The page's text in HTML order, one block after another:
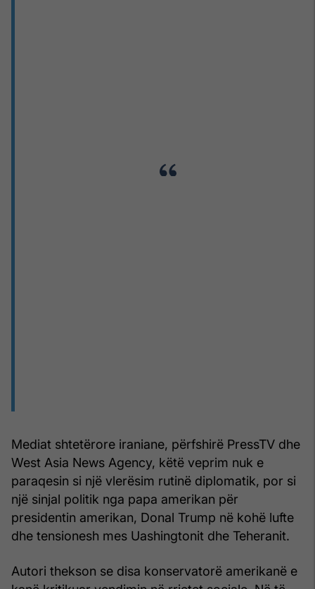
Mediat shtetërore iraniane, përfshirë PressTV dhe
West Asia News Agency, këtë veprim nuk e
paraqesin si një vlerësim rutinë diplomatik, por si
një sinjal politik nga papa amerikan për
presidentin amerikan, Donal Trump në kohë lufte
dhe tensionesh mes Uashingtonit dhe Teheranit.
Autori thekson se disa konservatorë amerikanë e